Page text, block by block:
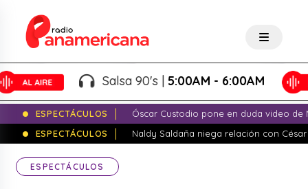
Salsa 90's |5:00AM - 6:00AM
ESPECTÁCULOS
Óscar Custodio pone en duda video de
ESPECTÁCULOS
Naldy Saldaña niega relación con
ESPECTÁCULOS